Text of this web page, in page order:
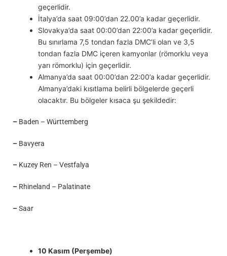
geçerlidir.
İtalya’da saat 09:00’dan 22.00’a kadar geçerlidir.
Slovakya’da saat 00:00’dan 22:00’a kadar geçerlidir.
Bu sınırlama 7,5 tondan fazla DMC’li olan ve 3,5
tondan fazla DMC içeren kamyonlar (römorklu veya
yarı römorklu) için geçerlidir.
Almanya’da saat 00:00’dan 22:00’a kadar geçerlidir.
Almanya’daki kısıtlama belirli bölgelerde geçerli
olacaktır. Bu bölgeler kısaca şu şekildedir:
– Baden – Württemberg
– Bavyera
– Kuzey Ren – Vestfalya
– Rhineland – Palatinate
–Saar
10 Kasım (Perşembe)